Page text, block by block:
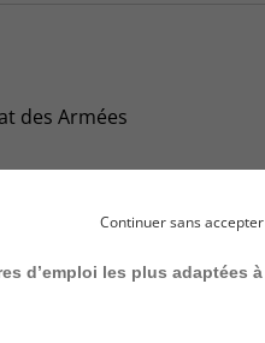
des Armées
Continuer sans accepter
d’emploi les plus adaptées à